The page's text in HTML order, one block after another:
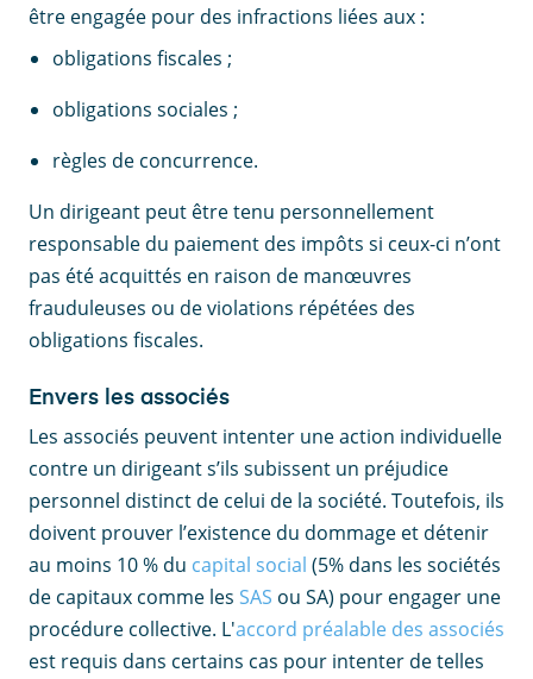
être engagée pour des infractions liées aux :
obligations fiscales ;
obligations sociales ;
règles de concurrence.
Un dirigeant peut être tenu personnellement
responsable du paiement des impôts si ceux-ci n’ont
pas été acquittés en raison de manœuvres
frauduleuses ou de violations répétées des
obligations fiscales.
Envers les associés
Les associés peuvent intenter une action individuelle
contre un dirigeant s’ils subissent un préjudice
personnel distinct de celui de la société. Toutefois, ils
doivent prouver l’existence du dommage et détenir
au moins 10 % du capital social (5% dans les sociétés
de capitaux comme les SAS ou SA) pour engager une
procédure collective. L'accord préalable des associés
est requis dans certains cas pour intenter de telles